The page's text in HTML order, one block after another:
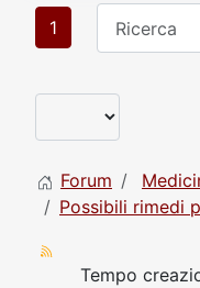
1
Forum
Possibili rimedi
Tempo